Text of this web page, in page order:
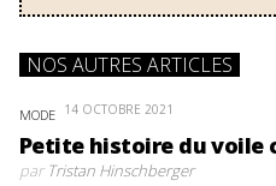
NOS AUTRES ARTICLES
MODE 14 OCTOBRE 2021
Petite histoire du voile
parTristan Hinschberger